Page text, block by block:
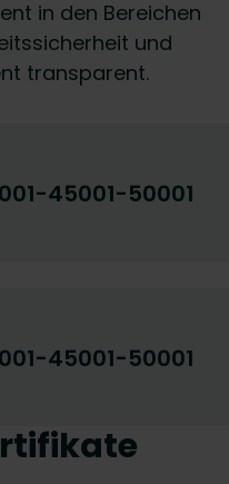
in den Bereichen
und
transparent.
45001-50001
45001-50001